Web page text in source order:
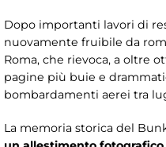
Dopo importanti lavori di
nuovamente fruibile da
Roma, che rievoca, a oltre
pagine più buie e
bombardamenti aerei tra
La memoria storica del